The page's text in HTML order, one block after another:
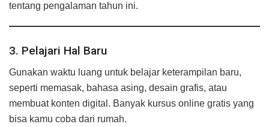
tentang pengalaman tahun ini.
3. Pelajari Hal Baru
Gunakan waktu luang untuk belajar keterampilan baru,
seperti memasak, bahasa asing, desain grafis, atau
membuat konten digital. Banyak kursus online gratis yang
bisa kamu coba dari rumah.